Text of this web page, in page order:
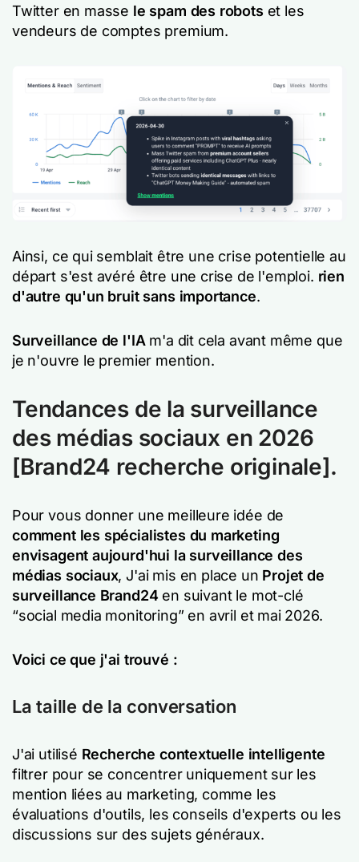
Twitter en masse le spam des robots et les
vendeurs de comptes premium.
Ainsi, ce qui semblait être une crise potentielle au
départ s'est avéré être une crise de l'emploi. rien
d'autre qu'un bruit sans importance.
Surveillance de l'IAm'a dit cela avant même que
je n'ouvre le premier mention.
Tendances de la surveillance
des médias sociaux en 2026
[Brand24 recherche originale].
Pour vous donner une meilleure idée de
comment les spécialistes du marketing
envisagent aujourd'hui la surveillance des
médias sociaux, J'ai mis en place un Projet de
surveillance Brand24en suivant le mot-clé
“social media monitoring” en avril et mai 2026.
Voici ce que j'ai trouvé :
La taille de la conversation
J'ai utilisé Recherche contextuelle intelligente
filtrer pour se concentrer uniquement sur les
mention liées au marketing, comme les
évaluations d'outils, les conseils d'experts ou les
discussions sur des sujets généraux.